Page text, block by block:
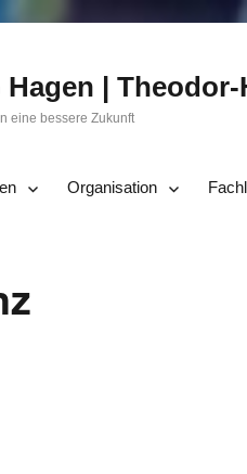
Hagen |
eine bessere Zukunft
Organisation